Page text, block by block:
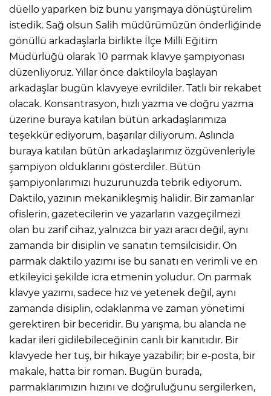
düello yaparken biz bunu yarışmaya dönüştürelim
istedik. Sağ olsun Salih müdürümüzün önderliğinde
gönüllü arkadaşlarla birlikte İlçe Milli Eğitim
Müdürlüğü olarak 10 parmak klavye şampiyonası
düzenliyoruz. Yıllar önce daktiloyla başlayan
arkadaşlar bugün klavyeye evrildiler. Tatlı bir rekabet
olacak. Konsantrasyon, hızlı yazma ve doğru yazma
üzerine buraya katılan bütün arkadaşlarımıza
teşekkür ediyorum, başarılar diliyorum. Aslında
buraya katılan bütün arkadaşlarımız özgüvenleriyle
şampiyon olduklarını gösterdiler. Bütün
şampiyonlarımızı huzurunuzda tebrik ediyorum.
Daktilo, yazının mekanikleşmiş halidir. Bir zamanlar
ofislerin, gazetecilerin ve yazarların vazgeçilmezi
olan bu zarif cihaz, yalnızca bir yazı aracı değil, aynı
zamanda bir disiplin ve sanatın temsilcisidir. On
parmak daktilo yazımı ise bu sanatı en verimli ve en
etkileyici şekilde icra etmenin yoludur. On parmak
klavye yazımı, sadece hız ve yetenek değil, aynı
zamanda disiplin, odaklanma ve zaman yönetimi
gerektiren bir beceridir. Bu yarışma, bu alanda ne
kadar ileri gidilebileceğinin canlı bir kanıtıdır. Bir
klavyede her tuş, bir hikaye yazabilir; bir e-posta, bir
makale, hatta bir roman. Bugün burada,
parmaklarımızın hızını ve doğruluğunu sergilerken,